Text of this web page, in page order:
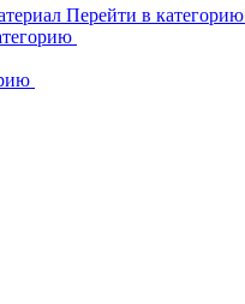
Перейти в категорию